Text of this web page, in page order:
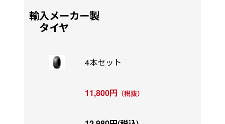
輸入メーカー製
タイヤ
4本セット
11,800円 （税抜）